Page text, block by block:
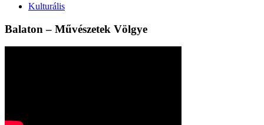
Kulturális
Balaton – Művészetek Völgye